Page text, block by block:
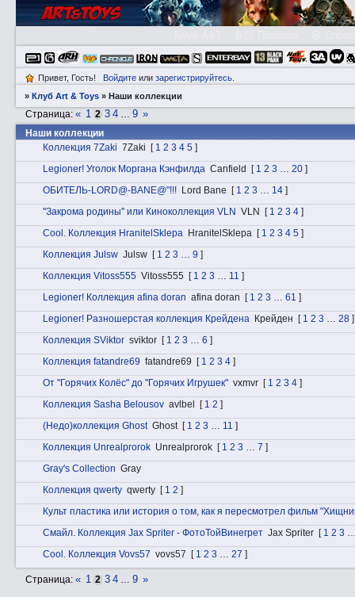
Привет, Гость! Войдитеили зарегистрируйтесь.
»Клуб Art & Toys »Наши коллекции
Наши коллекции
Страница:« 1 2 3 4 … 9 »
Коллекция 7Zaki 7Zaki [ 1 2 3 4 5 ]
Lеgiоnеr! Уголок Моргана Кэнфилда Canfield [ 1 2 3 … 20 ]
ОБИТЕЛЬ-LORD@-BANE@"!!! Lord Bane [ 1 2 3 … 14 ]
''Закрома родины'' или Киноколлекция VLN VLN [ 1 2 3 4 ]
Cоol. Коллекция HranitelSklepa HranitelSklepa [ 1 2 3 4 5 ]
Коллекция Julsw Julsw [ 1 2 3 … 9 ]
Коллекция Vitoss555 Vitoss555 [ 1 2 3 … 11 ]
Lеgiоnеr! Коллекция afina doran afina doran [ 1 2 3 … 61 ]
Lеgiоnеr! Разношерстая коллекция Крейдена Крейден [ 1 2 3 … 28 ]
Коллекция SViktor sviktor [ 1 2 3 … 6 ]
Коллекция fatandre69 fatandre69 [ 1 2 3 4 ]
От "Горячих Колёс" до "Горячих Игрушек" vxmvr [ 1 2 3 4 ]
Коллекция Sasha Belousov avlbel [ 1 2 ]
(Недо)коллекция Ghost Ghost [ 1 2 3 … 11 ]
Коллекция Unrealprorok Unrealprorok [ 1 2 3 … 7 ]
Gray's Collection Gray
Коллекция qwerty qwerty [ 1 2 ]
Культ пластика или история о том, как я пересмотрел фильм
Смaйл. Коллекция Jax Spriter - ФотоТойВинегрет Jax Spriter [ 1 2 3
Cоol. Коллекция Vovs57 vovs57 [ 1 2 3 … 27 ]
Страница:« 1 2 3 4 … 9 »